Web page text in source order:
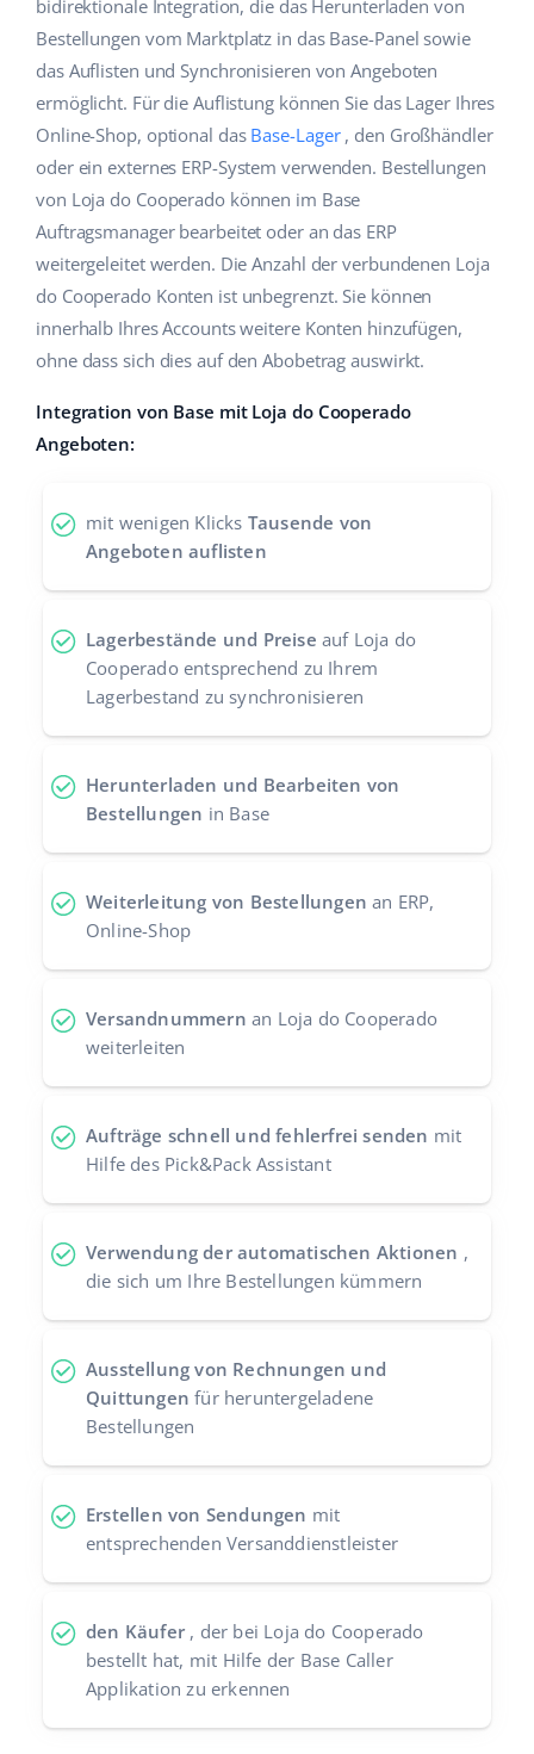
Marktplatz-Manager
Workflow-Automatisierung
Versandmanagement
Preisautomatisierung
KI für E-Commerce
Ecosystem
Base Analytics
Produkte für Kinder
Elektronik
Autoteile
Supermarkt
Health & Beauty
Mode
Hilfe
Akademie
Marketplace Ebook
Blog
Dienstleistungen
Systemimplementierungen
Base.com Audit
Andere
Vorteilsrechner
Zusammenarbeit und Partner
english (GB)
english (IN)
čeština
deutsch
Ελληνικά
español (AR)
español (MX)
Italiano
português (BR)
română
中文
bidirektionale Integration, die das Herunterladen von
Bestellungen vom Marktplatz in das Base-Panel sowie
das Auflisten und Synchronisieren von Angeboten
ermöglicht. Für die Auflistung können Sie das Lager Ihres
Online-Shop, optional das Base-Lager, den Großhändler
oder ein externes ERP-System verwenden. Bestellungen
von Loja do Cooperado können im Base
Auftragsmanager bearbeitet oder an das ERP
weitergeleitet werden. Die Anzahl der verbundenen Loja
do Cooperado Konten ist unbegrenzt. Sie können
innerhalb Ihres Accounts weitere Konten hinzufügen,
ohne dass sich dies auf den Abobetrag auswirkt.
Integration von Base mit Loja do Cooperado
Angeboten:
mit wenigen Klicks Tausende von
Angeboten auflisten
Lagerbestände und Preise auf Loja do
Cooperado entsprechend zu Ihrem
Lagerbestand zu synchronisieren
Herunterladen und Bearbeiten von
Bestellungen in Base
Weiterleitung von Bestellungen an ERP,
Online-Shop
Versandnummern an Loja do Cooperado
weiterleiten
Aufträge schnell und fehlerfrei senden mit
Hilfe des Pick&Pack Assistant
Verwendung der automatischen Aktionen ,
die sich um Ihre Bestellungen kümmern
Ausstellung von Rechnungen und
Quittungen für heruntergeladene
Bestellungen
Erstellen von Sendungen mit
entsprechenden Versanddienstleister
den Käufer , der bei Loja do Cooperado
bestellt hat, mit Hilfe der Base Caller
Applikation zu erkennen